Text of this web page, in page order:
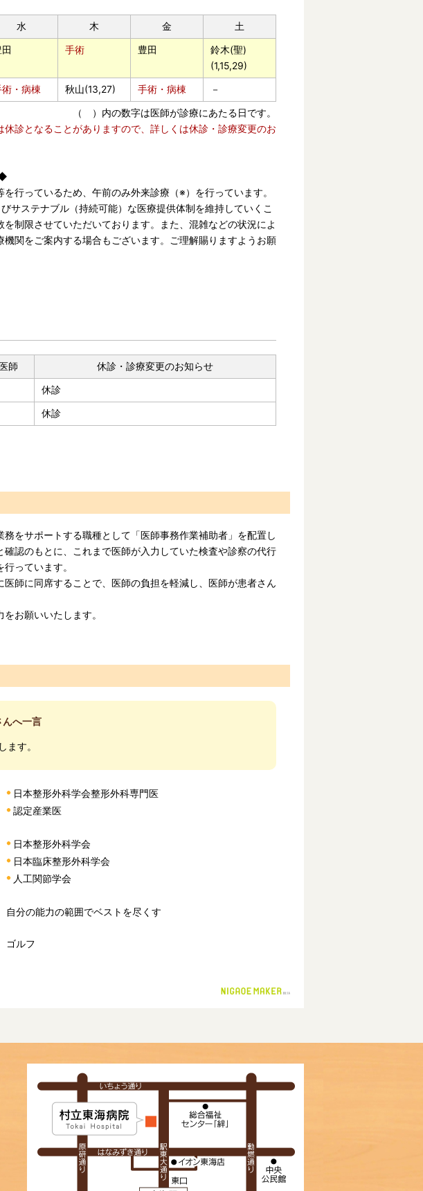
水 木 金 土
手術 豊田
鈴木(聖)
(1,15,29)
術・病棟 秋山(13,27) 手術・病棟 －
（ ）内の数字は医師が診療にあたる日です。
診となることがありますので、詳しくは休診・診療変更のお
行っているため、午前のみ外来診療（※）を行っています。
サステナブル（持続可能）な医療提供体制を維持していくこ
制限させていただいております。また、混雑などの状況によ
関をご案内する場合もございます。ご理解賜りますようお願
師 休診・診療変更のお知らせ
休診
休診
をサポートする職種として「医師事務作業補助者」を配置し
認のもとに、これまで医師が入力していた検査や診察の代行
っています。
師に同席することで、医師の負担を軽減し、医師が患者さん
お願いいたします。
んへ一言
ます。
日本整形外科学会整形外科専門医
認定産業医
日本整形外科学会
日本臨床整形外科学会
人工関節学会
自分の能力の範囲でベストを尽くす
ゴルフ